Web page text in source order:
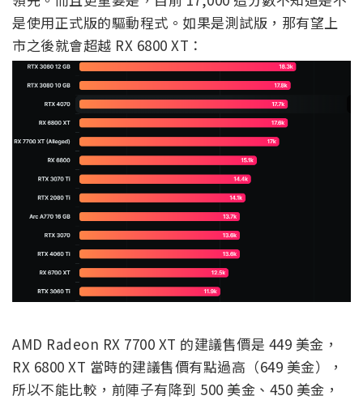
是使用正式版的驅動程式。如果是測試版，那有望上
市之後就會超越 RX 6800 XT：
AMD Radeon RX 7700 XT 的建議售價是 449 美金，
RX 6800 XT 當時的建議售價有點過高（649 美金），
所以不能比較，前陣子有降到 500 美金、450 美金，